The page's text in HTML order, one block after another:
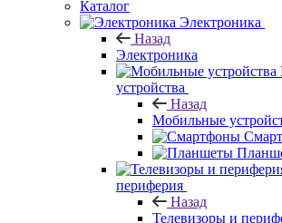
Каталог
Электроника
Назад
Электроника
устройства
Назад
Мобильные
периферия
Назад
Телевизоры и